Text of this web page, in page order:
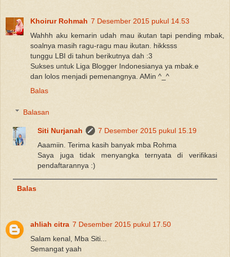
Khoirur Rohmah 7 Desember 2015 pukul 14.53
Wahhh aku kemarin udah mau ikutan tapi pending mbak,
soalnya masih ragu-ragu mau ikutan. hikksss
tunggu LBI di tahun berikutnya dah :3
Sukses untuk Liga Blogger Indonesianya ya mbak.e
dan lolos menjadi pemenangnya. AMin ^_^
Balas
Balasan
Siti Nurjanah
7 Desember 2015 pukul 15.19
Aaamiin. Terima kasih banyak mba Rohma
Saya juga tidak menyangka ternyata di verifikasi
pendaftarannya :)
Balas
ahliah citra 7 Desember 2015 pukul 17.50
Salam kenal, Mba Siti...
Semangat yaah